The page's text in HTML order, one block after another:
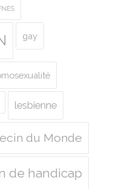
gay
lesbienne
du Monde
de handicap